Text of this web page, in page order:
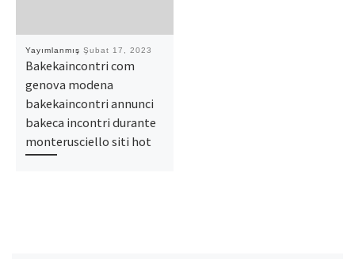
Yayımlanmış Şubat 17, 2023
Bakekaincontri com
genova modena
bakekaincontri annunci
bakeca incontri durante
monterusciello siti hot